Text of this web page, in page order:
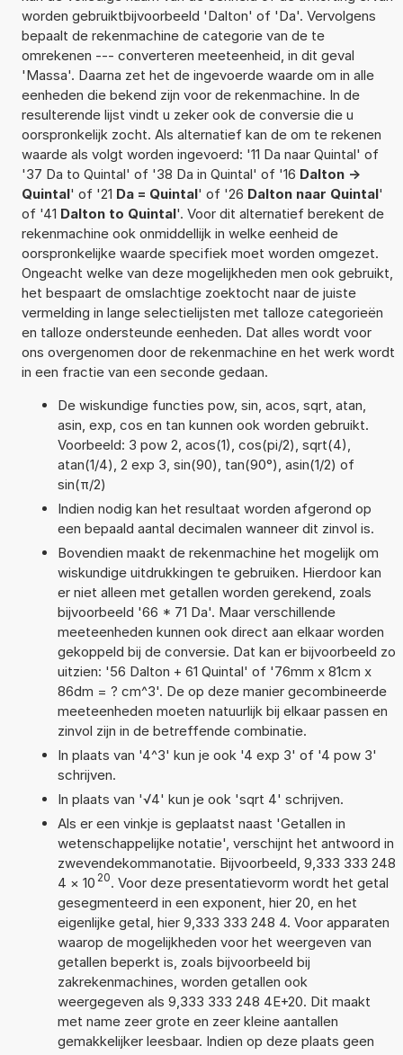
worden gebruiktbijvoorbeeld 'Dalton' of 'Da'. Vervolgens
bepaalt de rekenmachine de categorie van de te
omrekenen --- converteren meeteenheid, in dit geval
'Massa'. Daarna zet het de ingevoerde waarde om in alle
eenheden die bekend zijn voor de rekenmachine. In de
resulterende lijst vindt u zeker ook de conversie die u
oorspronkelijk zocht. Als alternatief kan de om te rekenen
waarde als volgt worden ingevoerd: '11 Da naar Quintal' of
'37 Da to Quintal' of '38 Da in Quintal' of '16 Dalton ->
Quintal' of '21 Da = Quintal' of '26 Dalton naar Quintal'
of '41 Dalton to Quintal'. Voor dit alternatief berekent de
rekenmachine ook onmiddellijk in welke eenheid de
oorspronkelijke waarde specifiek moet worden omgezet.
Ongeacht welke van deze mogelijkheden men ook gebruikt,
het bespaart de omslachtige zoektocht naar de juiste
vermelding in lange selectielijsten met talloze categorieën
en talloze ondersteunde eenheden. Dat alles wordt voor
ons overgenomen door de rekenmachine en het werk wordt
in een fractie van een seconde gedaan.
De wiskundige functies pow, sin, acos, sqrt, atan,
asin, exp, cos en tan kunnen ook worden gebruikt.
Voorbeeld: 3 pow 2, acos(1), cos(pi/2), sqrt(4),
atan(1/4), 2 exp 3, sin(90), tan(90°), asin(1/2) of
sin(π/2)
Indien nodig kan het resultaat worden afgerond op
een bepaald aantal decimalen wanneer dit zinvol is.
Bovendien maakt de rekenmachine het mogelijk om
wiskundige uitdrukkingen te gebruiken. Hierdoor kan
er niet alleen met getallen worden gerekend, zoals
bijvoorbeeld '66 * 71 Da'. Maar verschillende
meeteenheden kunnen ook direct aan elkaar worden
gekoppeld bij de conversie. Dat kan er bijvoorbeeld zo
uitzien: '56 Dalton + 61 Quintal' of '76mm x 81cm x
86dm = ? cm^3'. De op deze manier gecombineerde
meeteenheden moeten natuurlijk bij elkaar passen en
zinvol zijn in de betreffende combinatie.
In plaats van '4^3' kun je ook '4 exp 3' of '4 pow 3'
schrijven.
In plaats van '√4' kun je ook 'sqrt 4' schrijven.
Als er een vinkje is geplaatst naast 'Getallen in
wetenschappelijke notatie', verschijnt het antwoord in
zwevendekommanotatie. Bijvoorbeeld, 9,333 333 248
4 × 10 20. Voor deze presentatievorm wordt het getal
gesegmenteerd in een exponent, hier 20, en het
eigenlijke getal, hier 9,333 333 248 4. Voor apparaten
waarop de mogelijkheden voor het weergeven van
getallen beperkt is, zoals bijvoorbeeld bij
zakrekenmachines, worden getallen ook
weergegeven als 9,333 333 248 4E+20. Dit maakt
met name zeer grote en zeer kleine aantallen
gemakkelijker leesbaar. Indien op deze plaats geen